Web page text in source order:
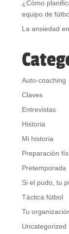
¿Cómo
equipo de
La ansiedad
Auto-coaching
Claves
Entrevistas
Historia
Mi historia
Preparación
Pretemporada
Si el pudo, tu
Táctica fútbol
Tu
Uncategorized